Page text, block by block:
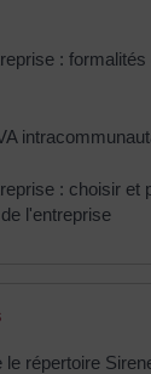
:
: choisir et
l'entreprise
le répertoire